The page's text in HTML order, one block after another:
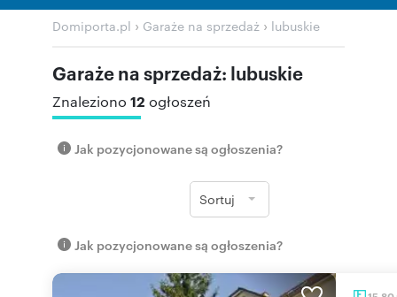
Domiporta.pl › Garaże na sprzedaż › lubuskie
Garaże na sprzedaż: lubuskie
Znaleziono 12 ogłoszeń
Jak pozycjonowane są ogłoszenia?
Sortuj
Jak pozycjonowane są ogłoszenia?